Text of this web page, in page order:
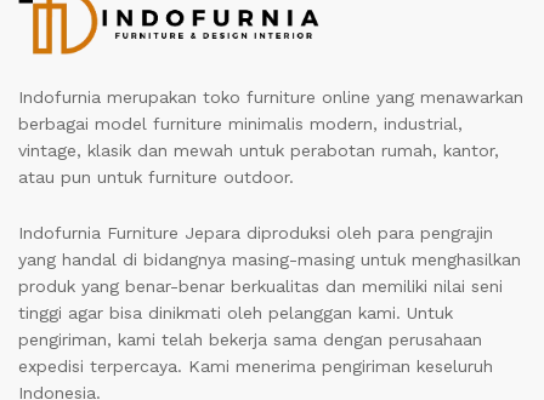
Indofurnia merupakan toko furniture online yang menawarkan
berbagai model furniture minimalis modern, industrial,
vintage, klasik dan mewah untuk perabotan rumah, kantor,
atau pun untuk furniture outdoor.
Indofurnia Furniture Jepara diproduksi oleh para pengrajin
yang handal di bidangnya masing-masing untuk menghasilkan
produk yang benar-benar berkualitas dan memiliki nilai seni
tinggi agar bisa dinikmati oleh pelanggan kami. Untuk
pengiriman, kami telah bekerja sama dengan perusahaan
expedisi terpercaya. Kami menerima pengiriman keseluruh
Indonesia.